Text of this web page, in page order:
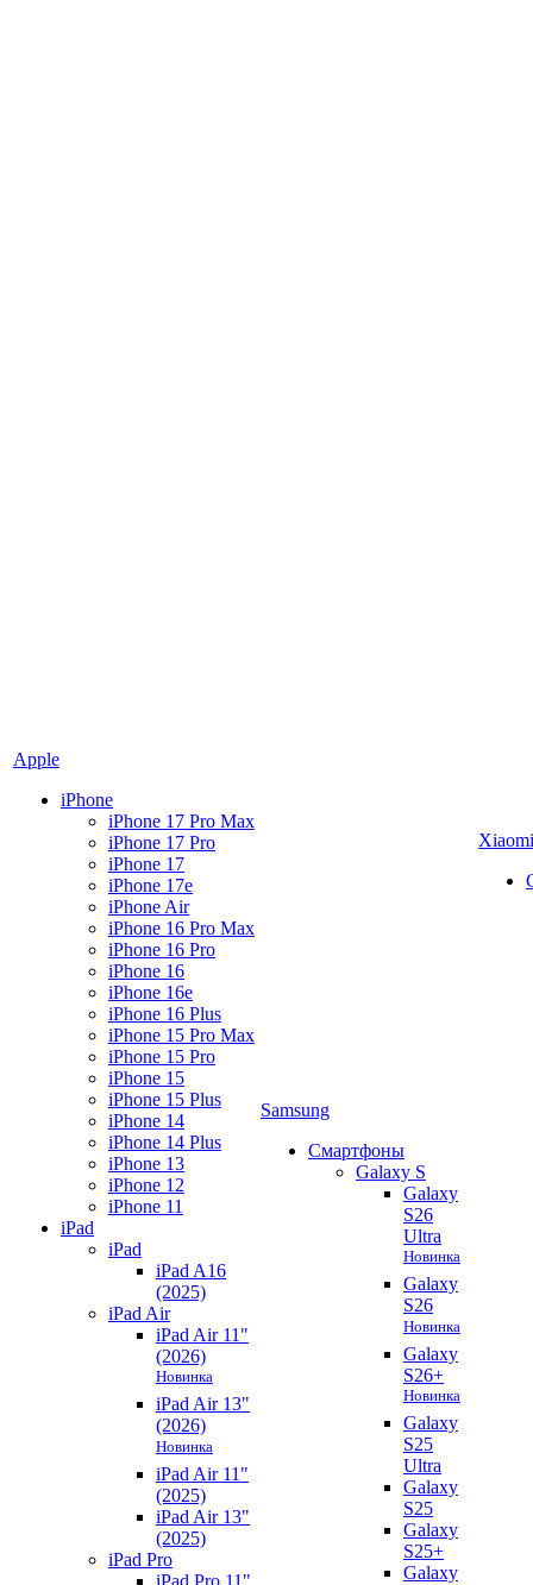
Apple
iPhone
iPhone 17 Pro Max
iPhone 17 Pro
iPhone 17
iPhone 17e
iPhone Air
iPhone 16 Pro Max
iPhone 16 Pro
iPhone 16
iPhone 16e
iPhone 16 Plus
iPhone 15 Pro Max
iPhone 15 Pro
iPhone 15
iPhone 15 Plus
iPhone 14
iPhone 14 Plus
iPhone 13
iPhone 12
iPhone 11
iPad
iPad
iPad A16
(2025)
iPad Air
iPad Air 11"
(2026)
Новинка
iPad Air 13"
(2026)
Новинка
iPad Air 11"
(2025)
iPad Air 13"
(2025)
iPad Pro
iPad Pro 11"
Samsung
Смартфоны
Galaxy S
Galaxy
S26
Ultra
Новинка
Galaxy
S26
Новинка
Galaxy
S26+
Новинка
Galaxy
S25
Ultra
Galaxy
S25
Galaxy
S25+
Galaxy
Xiaomi